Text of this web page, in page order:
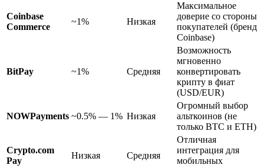
Coinbase
Commerce
~1% Низкая
Максимальное
доверие со стороны
покупателей (бренд
Coinbase)
BitPay ~1% Средняя
Возможность
мгновенно
конвертировать
крипту в фиат
(USD/EUR)
NOWPayments ~0.5% — 1% Низкая
Огромный выбор
альткоинов (не
только BTC и ETH)
Crypto.com
Pay
Низкая Средняя
Отличная
интеграция для
мобильных